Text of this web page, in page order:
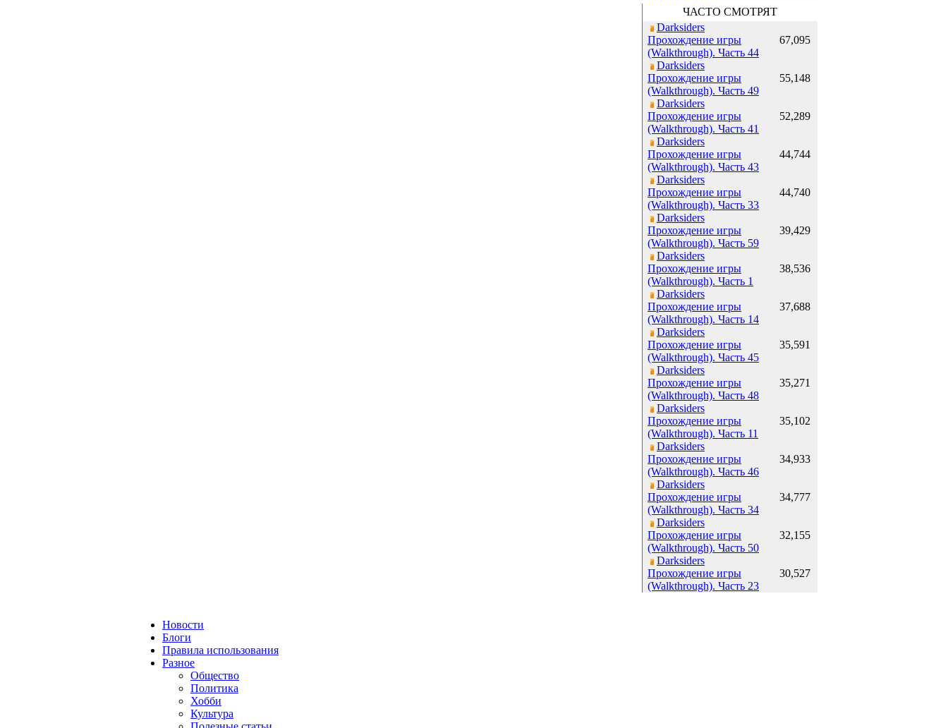
ЧАСТО СМОТРЯТ
Darksiders
Прохождение игры
(Walkthrough). Часть 44
67,095
Darksiders
Прохождение игры
(Walkthrough). Часть 49
55,148
Darksiders
Прохождение игры
(Walkthrough). Часть 41
52,289
Darksiders
Прохождение игры
(Walkthrough). Часть 43
44,744
Darksiders
Прохождение игры
(Walkthrough). Часть 33
44,740
Darksiders
Прохождение игры
(Walkthrough). Часть 59
39,429
Darksiders
Прохождение игры
(Walkthrough). Часть 1
38,536
Darksiders
Прохождение игры
(Walkthrough). Часть 14
37,688
Darksiders
Прохождение игры
(Walkthrough). Часть 45
35,591
Darksiders
Прохождение игры
(Walkthrough). Часть 48
35,271
Darksiders
Прохождение игры
(Walkthrough). Часть 11
35,102
Darksiders
Прохождение игры
(Walkthrough). Часть 46
34,933
Darksiders
Прохождение игры
(Walkthrough). Часть 34
34,777
Darksiders
Прохождение игры
(Walkthrough). Часть 50
32,155
Darksiders
Прохождение игры
(Walkthrough). Часть 23
30,527
Новости
Блоги
Правила использования
Разное
Общество
Политика
Хобби
Культура